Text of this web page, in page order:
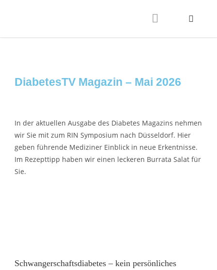
DiabetesTV Magazin – Mai 2026
In der aktuellen Ausgabe des Diabetes Magazins nehmen
wir Sie mit zum RIN Symposium nach Düsseldorf. Hier
geben führende Mediziner Einblick in neue Erkentnisse.
Im Rezepttipp haben wir einen leckeren Burrata Salat für
Sie.
Schwangerschaftsdiabetes – kein persönliches